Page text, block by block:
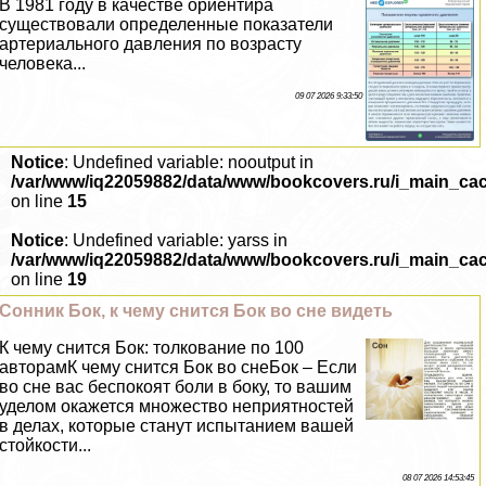
В 1981 году в качестве ориентира
существовали определенные показатели
артериального давления по возрасту
человека...
09 07 2026 9:33:50
Notice: Undefined variable: nooutput in
/var/www/iq22059882/data/www/bookcovers.ru/
on line 15
Notice: Undefined variable: yarss in
/var/www/iq22059882/data/www/bookcovers.ru/
on line 19
Сонник Бок, к чему снится Бок во сне видеть
К чему снится Бок: толкование по 100
авторамК чему снится Бок во снеБок – Если
во сне вас беспокоят боли в боку, то вашим
уделом окажется множество неприятностей
в делах, которые станут испытанием вашей
стойкости...
08 07 2026 14:53:45